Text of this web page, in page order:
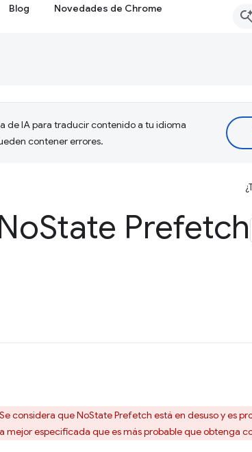
Blog Novedades de Chrome
de IA para traducir contenido a tu idioma
contener errores.
State Prefetch
considera que NoState Prefetch está en desuso y es
mejor especificada que es más probable que obtenga